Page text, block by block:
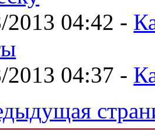
2013 04:42 -
2013 04:37 -